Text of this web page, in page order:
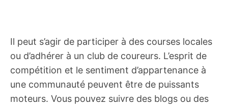
Il peut s’agir de participer à des courses locales
ou d’adhérer à un club de coureurs. L’esprit de
compétition et le sentiment d’appartenance à
une communauté peuvent être de puissants
moteurs. Vous pouvez suivre des blogs ou des